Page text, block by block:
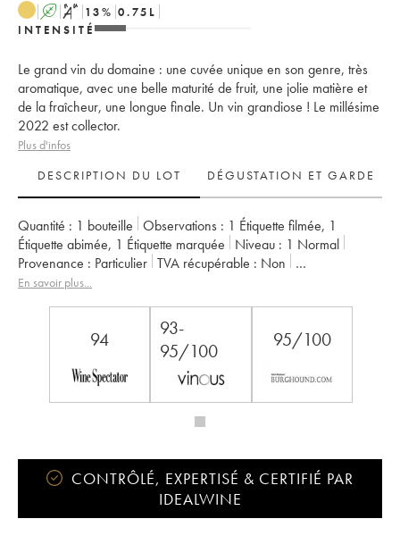
A S 13% 0.75 L
INTENSITÉ
Le grand vin du domaine : une cuvée unique en son genre, très
aromatique, avec une belle maturité de fruit, une jolie matière et
de la fraîcheur, une longue finale. Un vin grandiose ! Le millésime
2022 est collector.
Plus d'infos
DESCRIPTION DU LOT
DÉGUSTATION ET GARDE
Quantité : 1 bouteille Observations : 1 Étiquette filmée, 1
Étiquette abimée, 1 Étiquette marquée Niveau : 1 Normal
Provenance : particulier TVA récupérable :
non
Région :
Vallée de la Loire
En savoir plus...
94
93-
95/100
95/100
CONTRÔLÉ, EXPERTISÉ & CERTIFIÉ PAR
IDEALWINE